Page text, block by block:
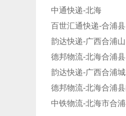
中通快递-北海
百世汇通快递-合浦县
韵达快递-广西合浦
德邦物流-北海合浦县
韵达快递-广西合浦
德邦物流-北海合浦
中铁物流-北海市合